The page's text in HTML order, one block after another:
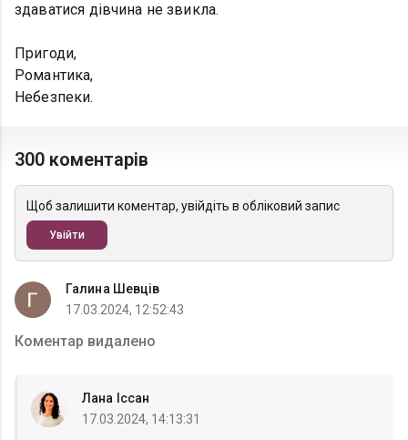
здаватися дівчина не звикла.
Пригоди,
Романтика,
Небезпеки.
300 коментарів
Щоб залишити коментар, увійдіть в обліковий запис
Увійти
Галина Шевців
17.03.2024, 12:52:43
Коментар видалено
Лана Іссан
17.03.2024, 14:13:31